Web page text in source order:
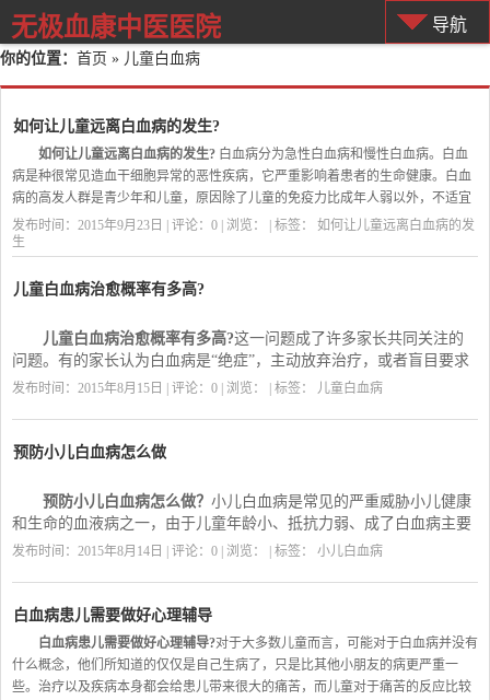
导航
无极血康中医医院
你的位置： 首页 » 儿童白血病
如何让儿童远离白血病的发生?
如何让儿童远离白血病的发生? 白血病分为急性白血病和慢性白血病。白血
病是种很常见造血干细胞异常的恶性疾病，它严重影响着患者的生命健康。白血
病的高发人群是青少年和儿童，原因除了儿童的免疫力比成年人弱以外，不适宜
的用药、室内装修材料散发的有毒气体、食物中的超标防腐剂、瓜果上未洗净的
农药以及鱼禽肉蛋中的药物都是不可无视的因素。
1、合理用药：儿童生病时用药应注意安全，不应擅自滥用药。儿童偶发小病
都可买到，用药风险同时存在。例如头痛感冒吃含有苯环类的抗生素，会对儿童
血液产生影响。因此，家长要把好儿童用药关，莫因小病酿大疾。
发布时间：2015年9月23日 | 评论：0 | 浏览： | 标签：
如何让儿童远离白血病的发
生
儿童白血病治愈概率有多高?
儿童白血病治愈概率有多高?这一问题成了许多家长共同关注的
问题。有的家长认为白血病是“绝症”，主动放弃治疗，或者盲目要求
医生为孩子进行骨髓移植。其实，这些错误的认识反而延误患儿的治
发布时间：2015年8月15日 | 评论：0 | 浏览： | 标签： 儿童白血病
预防小儿白血病怎么做
预防小儿白血病怎么做？ 小儿白血病是常见的严重威胁小儿健康
和生命的血液病之一，由于儿童年龄小、抵抗力弱、成了白血病主要
攻击对象，为了减少和预防小儿白血病的发生，我们要从日常生活的
发布时间：2015年8月14日 | 评论：0 | 浏览： | 标签： 小儿白血病
白血病患儿需要做好心理辅导
白血病患儿需要做好心理辅导?对于大多数儿童而言，可能对于白血病并没有
什么概念，他们所知道的仅仅是自己生病了，只是比其他小朋友的病更严重一
些。治疗以及疾病本身都会给患儿带来很大的痛苦，而儿童对于痛苦的反应比较